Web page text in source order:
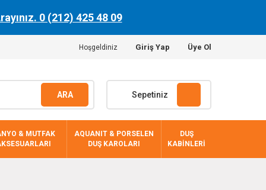
0 (212) 425 48 09
Hoşgeldiniz Giriş Yap Üye Ol
ARA Sepetiniz
& MUTFAK
AQUANIT & PORSELEN
DUŞ KAROLARI
DUŞ
KABİNLERİ